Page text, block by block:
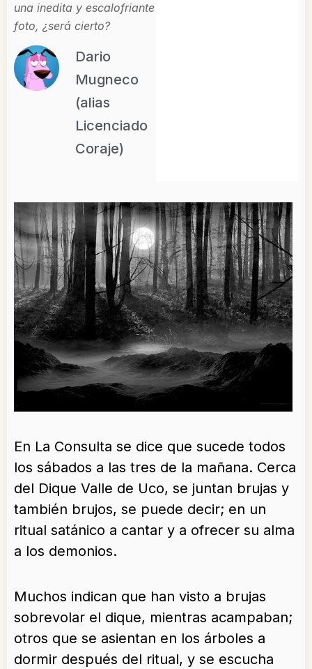
una inedita y escalofriante
foto, ¿será cierto?
Dario
Mugneco
(alias
Licenciado
Coraje)
En La Consulta se dice que sucede todos
los sábados a las tres de la mañana. Cerca
del Dique Valle de Uco, se juntan brujas y
también brujos, se puede decir; en un
ritual satánico a cantar y a ofrecer su alma
a los demonios.
Muchos indican que han visto a brujas
sobrevolar el dique, mientras acampaban;
otros que se asientan en los árboles a
dormir después del ritual, y se escucha